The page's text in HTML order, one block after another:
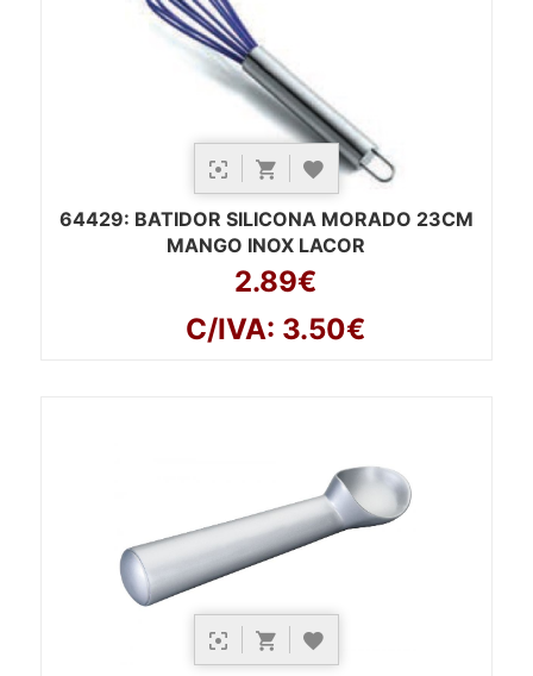
64429: BATIDOR SILICONA MORADO 23CM
MANGO INOX LACOR
2.89€
C/IVA: 3.50€